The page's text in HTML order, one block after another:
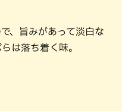
、旨みがあって淡白な
は落ち着く味。